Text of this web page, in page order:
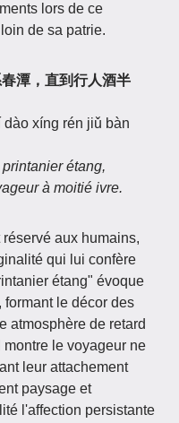
lors de ce
de sa patrie.
潭，直到行人酒半
xíng rén jiǔ bàn
étang,
à moitié ivre.
aux humains,
qui lui confère
étang" évoque
le décor des
atmosphère de retard
le voyageur ne
leur attachement
paysage et
l'affection persistante